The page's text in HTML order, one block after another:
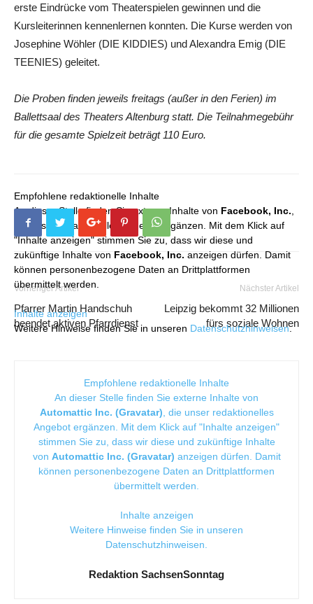
erste Eindrücke vom Theaterspielen gewinnen und die
Kursleiterinnen kennenlernen konnten. Die Kurse werden von
Josephine Wöhler (DIE KIDDIES) und Alexandra Emig (DIE
TEENIES) geleitet.
Die Proben finden jeweils freitags (außer in den Ferien) im
Ballettsaal des Theaters Altenburg statt. Die Teilnahmegebühr
für die gesamte Spielzeit beträgt 110 Euro.
Empfohlene redaktionelle Inhalte
An dieser Stelle finden Sie externe Inhalte von Facebook, Inc.
die unser redaktionelles Angebot ergänzen. Mit dem Klick auf
"Inhalte anzeigen" stimmen Sie zu, dass wir diese und
zukünftige Inhalte von Facebook, Inc. anzeigen dürfen. Damit
können personenbezogene Daten an Drittplattformen
übermittelt werden.
Inhalte anzeigen
Weitere Hinweise finden Sie in unseren Datenschutzhinweisen.
Vorheriger Artikel
Pfarrer Martin Handschuh
beendet aktiven Pfarrdienst
Nächster Artikel
Leipzig bekommt 32 Millionen
fürs soziale Wohnen
Empfohlene redaktionelle Inhalte
An dieser Stelle finden Sie externe Inhalte von
Automattic Inc. (Gravatar) , die unser redaktionelles
Angebot ergänzen. Mit dem Klick auf "Inhalte anzeigen"
stimmen Sie zu, dass wir diese und zukünftige Inhalte
von Automattic Inc. (Gravatar) anzeigen dürfen. Damit
können personenbezogene Daten an Drittplattformen
übermittelt werden.
Inhalte anzeigen
Weitere Hinweise finden Sie in unseren
Datenschutzhinweisen
Redaktion SachsenSonntag